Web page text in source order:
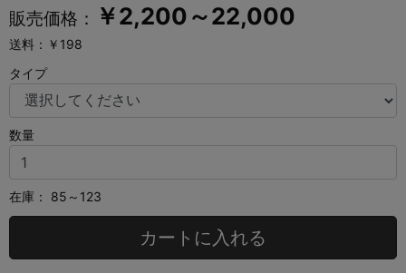
販売価格： ￥2,200～22,000
送料：￥198
タイプ
数量
在庫： 85～123
カートに入れる